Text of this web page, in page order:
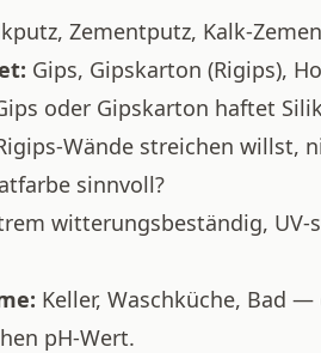
Zementputz, Kalk-
Gips, Gipskarton (Rigips),
oder Gipskarton haftet
Wände streichen willst,
sinnvoll?
witterungsbeständig,
Keller, Waschküche, Bad
pH-Wert.